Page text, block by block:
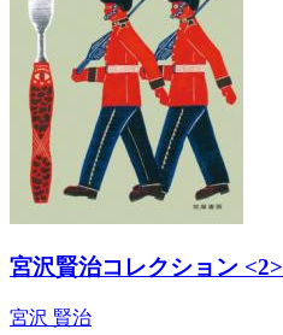
宮沢賢治コレクション <2>
宮沢 賢治